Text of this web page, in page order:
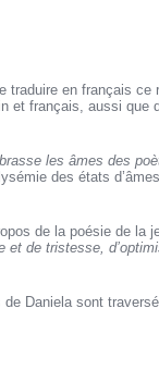
en français ce
et français, aussi que
les âmes des
des états d’âmes
de la poésie de la
et de tristesse,
Daniela sont